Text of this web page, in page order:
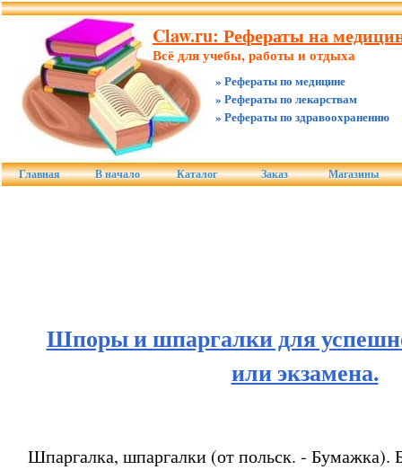
Claw.ru: Рефераты на
Всё для учебы, работы и отдыха
» Рефераты по медицине
» Рефераты по лекарствам
» Рефераты по здравоохранению
Главная В начало Каталог Заказ Магазины
Шпоры и шпаргалки для
или экзамена.
Шпаргалка, шпаргалки (от польск. - Бумажка).